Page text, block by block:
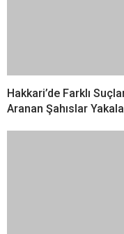
Hakkari’de Farklı
Aranan Şahıslar